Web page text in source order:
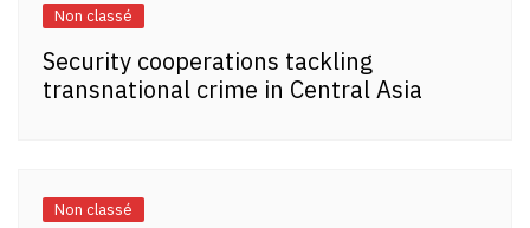
Non classé
Security cooperations tackling
transnational crime in Central Asia
Non classé